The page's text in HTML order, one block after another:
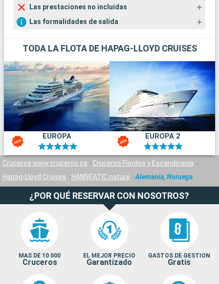
Las prestaciones no incluídas
Las formalidades de salida
TODA LA FLOTA DE HAPAG-LLOYD CRUISES
EUROPA EUROPA 2
Cruceros www.cruceros.co
Cruceros Fiordos y Escandinavia
Hapag-Lloyd Cruises
HANSEATIC nature Alemania, Noruega
¿POR QUÉ RESERVAR CON NOSOTROS?
MAS DE 10 000
Cruceros
EL MEJOR PRECIO
Garantizado
GASTOS DE GESTION
Gratis